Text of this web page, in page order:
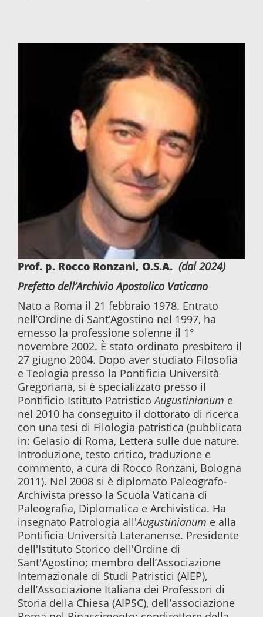
Prof. p. Rocco Ronzani, O.S.A. (dal 2024)
Prefetto dell’Archivio Apostolico Vaticano
Nato a Roma il 21 febbraio 1978. Entrato
nell’Ordine di Sant’Agostino nel 1997, ha
emesso la professione solenne il 1°
novembre 2002. È stato ordinato presbitero il
27 giugno 2004. Dopo aver studiato Filosofia
e Teologia presso la Pontificia Università
Gregoriana, si è specializzato presso il
Pontificio Istituto PatristicoAugustinianum e
nel 2010 ha conseguito il dottorato di ricerca
con una tesi di Filologia patristica (pubblicata
in: Gelasio di Roma, Lettera sulle due nature.
Introduzione, testo critico, traduzione e
commento, a cura di Rocco Ronzani, Bologna
2011). Nel 2008 si è diplomato Paleografo-
Archivista presso la Scuola Vaticana di
Paleografia, Diplomatica e Archivistica. Ha
insegnato Patrologia all'Augustinianum e alla
Pontificia Università Lateranense. Presidente
dell'Istituto Storico dell'Ordine di
Sant'Agostino; membro dell’Associazione
Internazionale di Studi Patristici (AIEP),
dell’Associazione Italiana dei Professori di
Storia della Chiesa (AIPSC), dell’associazione